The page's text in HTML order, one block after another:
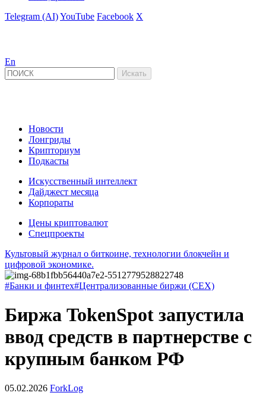
Telegram (AI)YouTube Facebook X
En
Новости
Лонгриды
Крипториум
Подкасты
Искусственный интеллект
Дайджест месяца
Корпораты
Цены криптовалют
Спецпроекты
Культовый журнал о биткоине, технологии блокчейн и
цифровой экономике.
#Банки и финтех#Централизованные биржи (CEX)
Биржа TokenSpot запустила
ввод средств в партнерстве с
крупным банком РФ
05.02.2026 ForkLog